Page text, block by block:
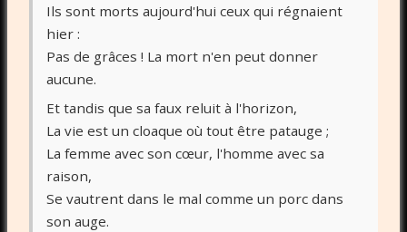
Ils sont morts aujourd'hui ceux qui régnaient
hier :
Pas de grâces ! La mort n'en peut donner
aucune.
Et tandis que sa faux reluit à l'horizon,
La vie est un cloaque où tout être patauge ;
La femme avec son cœur, l'homme avec sa
raison,
Se vautrent dans le mal comme un porc dans
son auge.